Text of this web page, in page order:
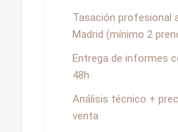
Tasación profesional
Madrid (mínimo 2
Entrega de informes
48h
Análisis técnico +
venta